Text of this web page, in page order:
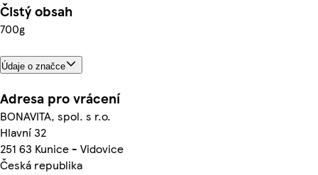
Čistý obsah
700g
Údaje o značce
Adresa pro vrácení
BONAVITA, spol. s r.o.
Hlavní 32
251 63 Kunice - Vidovice
Česká republika